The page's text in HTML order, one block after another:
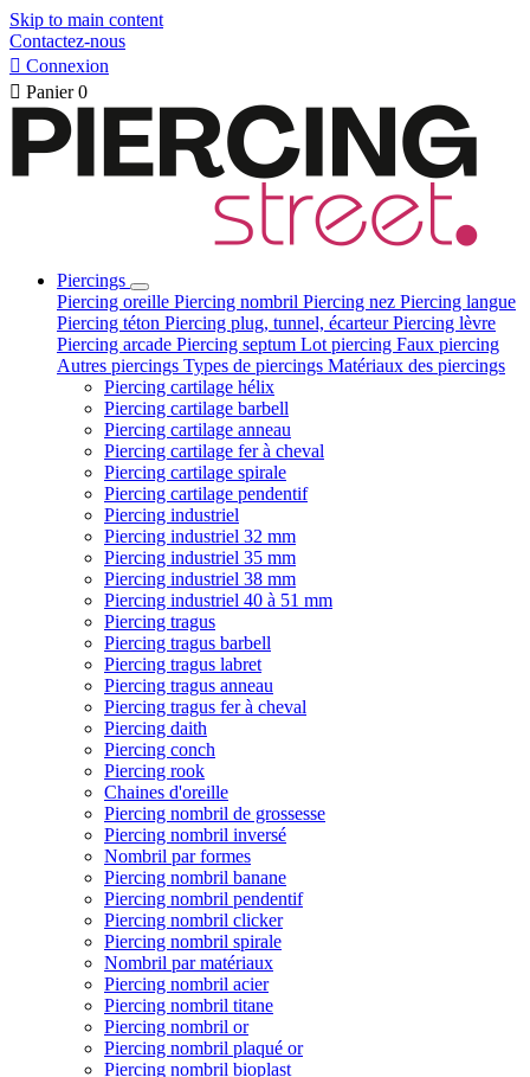
Skip to main content
Contactez-nous
 Connexion
 Panier 0
Piercings
Piercing oreille Piercing nombril Piercing nez Piercing langue
Piercing téton Piercing plug, tunnel, écarteurPiercing lèvre
Piercing arcade Piercing septum Lot piercing Faux piercing
Autres piercings Types de piercings Matériaux des piercings
Piercing cartilage hélix
Piercing cartilage barbell
Piercing cartilage anneau
Piercing cartilage fer à cheval
Piercing cartilage spirale
Piercing cartilage pendentif
Piercing industriel
Piercing industriel 32 mm
Piercing industriel 35 mm
Piercing industriel 38 mm
Piercing industriel 40 à 51 mm
Piercing tragus
Piercing tragus barbell
Piercing tragus labret
Piercing tragus anneau
Piercing tragus fer à cheval
Piercing daith
Piercing conch
Piercing rook
Chaines d'oreille
Piercing nombril de grossesse
Piercing nombril inversé
Nombril par formes
Piercing nombril banane
Piercing nombril pendentif
Piercing nombril clicker
Piercing nombril spirale
Nombril par matériaux
Piercing nombril acier
Piercing nombril titane
Piercing nombril or
Piercing nombril plaqué or
Piercing nombril bioplast